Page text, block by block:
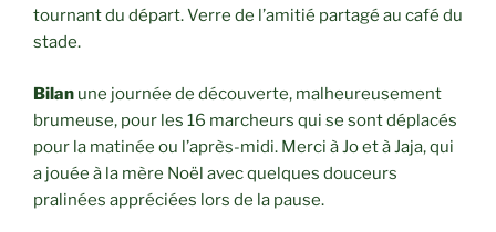
tournant du départ. Verre de l’amitié partagé au café du
stade.
Bilan une journée de découverte, malheureusement
brumeuse, pour les 16 marcheurs qui se sont déplacés
pour la matinée ou l’après-midi. Merci à Jo et à Jaja, qui
a jouée à la mère Noël avec quelques douceurs
pralinées appréciées lors de la pause.